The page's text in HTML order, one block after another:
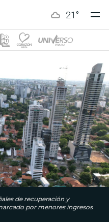
21 °
de recuperación y
por menores ingresos